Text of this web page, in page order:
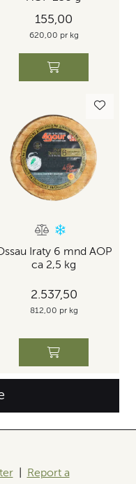
155,00
620,00 pr kg
Iraty 6 mnd AOP
ca 2,5 kg
2.537,50
812,00 pr kg
| Report a